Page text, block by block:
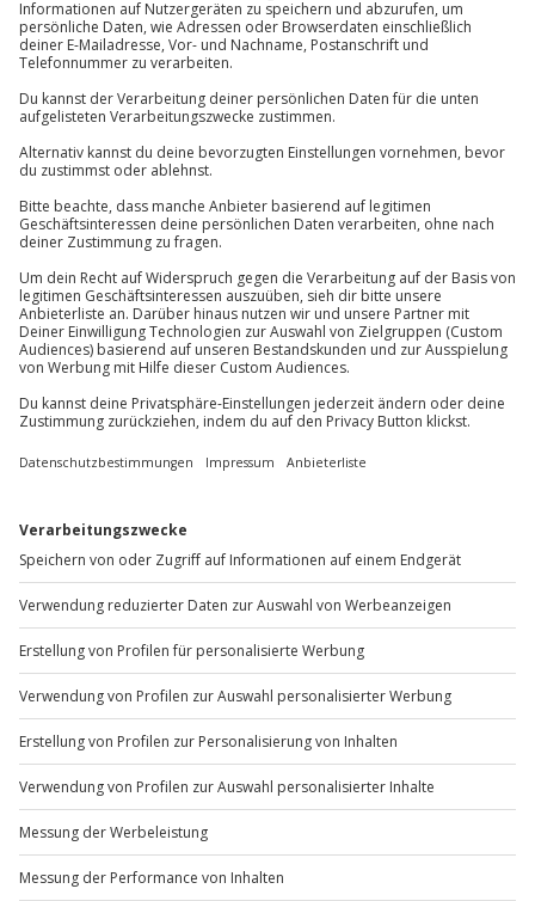
Seit 1987 steht die Jochen Schweizer GmbH für
außergewöhnliche Abenteuer und ist als Anbieter für
Erlebnisse und Erlebnisreisen ein echter Wegbegleiter
für alle Menschen, die Herausforderungen suchen. Im
Oktober 2017 wurden Jochen Schweizer und mydays
unter dem Dach der JSMD Group vereint. Die Gruppe
gehört zur ProSiebenSat.1 Media SE.
Mehr als 300 Mitarbeiter:innen arbeiten jeden Tag mit
viel Leidenschaft, Herz und Kreativität daran, aus jedem
machen. Denn wir sind überzeugt: Nur Kund:innen, die
wirklich erleben, tragen ihre Begeisterung weiter.
Angeführt wird unser Team von Christian Nau (CEO),
Volker Tritschler (CCO) und Derek Burger (CFO). Mit
strategischem Weitblick und einem klaren Purpose
machen sie Jochen Schweizer zukunftssicher:
Christian Nau:
Schenken von Erlebnissen einfach zu machen, sondern vor
allem dafür zu sorgen, dass aus Geschenken echte Erlebnisse
werden. Wir setzen alles daran, dass unsere Kund:innen ihr
Erlebnis auch tatsächlich wahrnehmen. Unsere
schenkt echte Abenteuer, keine leeren Versprechen. Unsere
Stärke liegt in der Kombination aus einem riesigen Angebot
und höchster Qualitätssicherung.“